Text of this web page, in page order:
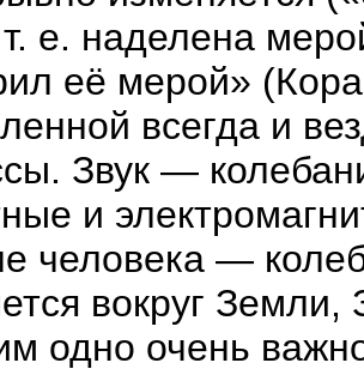
е. наделена
её мерой»
всегда и
Звук —
и
человека —
вокруг
одно очень